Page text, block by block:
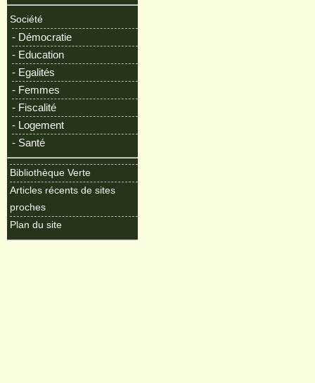
Société
- Démocratie
- Education
- Egalités
- Femmes
- Fiscalité
- Logement
- Santé
Bibliothèque Verte
Articles récents de sites
proches
Plan du site